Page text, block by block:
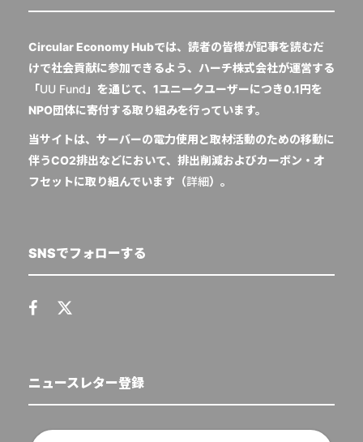
Circular Economy Hubでは、読者の皆様が記事を読むだ
けで社会貢献に参加できるよう、ハーチ株式会社が運営する
「UU Fund 」を通じて、1ユニークユーザーにつき0.1円を
NPO団体に寄付する取り組みを行っています。
当サイトは、サーバーの電力使用と取材活動のための移動に
伴うCO2排出などにおいて、排出削減およびカーボン・オ
フセットに取り組んでいます（詳細）。
SNSでフォローする
ニュースレター登録